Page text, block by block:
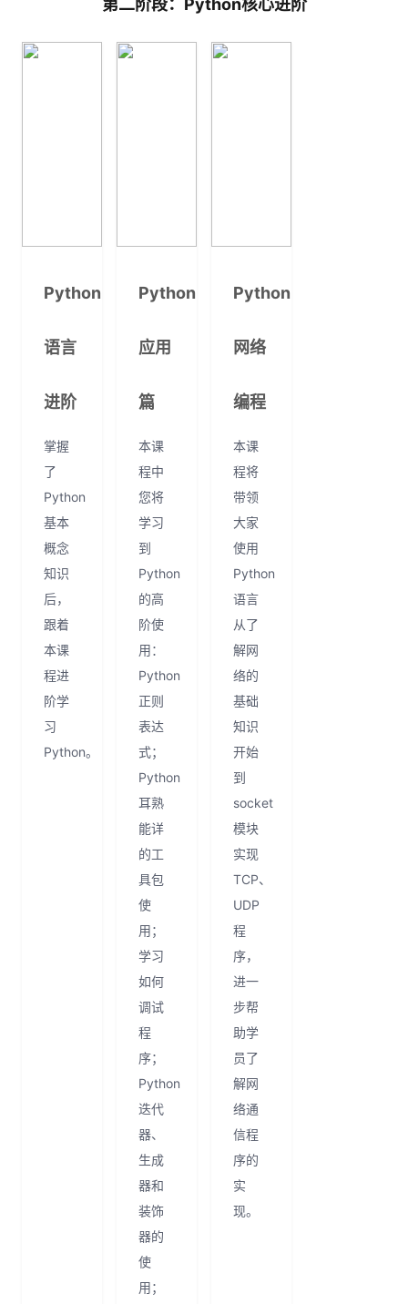
第二阶段：Python核心进阶
Python
语言
进阶
掌握
了
Python
基本
概念
知识
后，
跟着
本课
程进
阶学
习
Python。
Python
应用
篇
本课
程中
您将
学习
到
Python
的高
阶使
用：
Python
正则
表达
式；
Python
耳熟
能详
的工
具包
使
用；
学习
如何
调试
程
序；
Python
迭代
器、
生成
器和
装饰
器的
使
用；
Python
网络
编程
本课
程将
带领
大家
使用
Python
语言
从了
解网
络的
基础
知识
开始
到
socket
模块
实现
TCP、
UDP
程
序，
进一
步帮
助学
员了
解网
络通
信程
序的
实
现。